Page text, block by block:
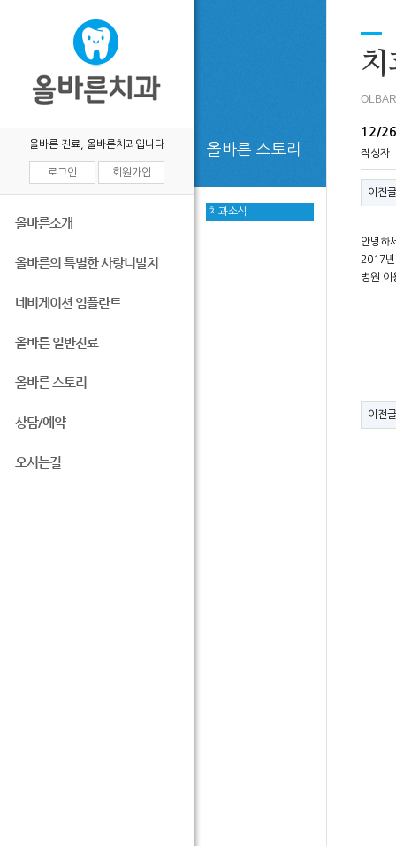
올바른 진료, 올바른치과입니다
로그인 회원가입
올바른소개
올바른의 특별한 사랑니발치
네비게이션 임플란트
올바른 일반진료
올바른 스토리
상담/예약
오시는길
올바른 스토리
치과소식
치
12/
작성자
이전글
안녕하
2017년
병원
이전글